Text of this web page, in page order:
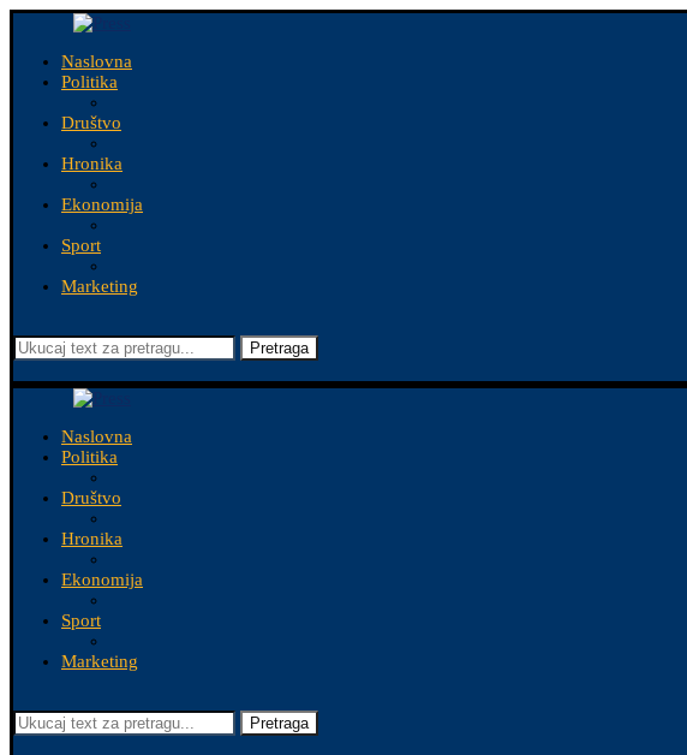
Naslovna
Politika
Društvo
Hronika
Ekonomija
Sport
Marketing
Pretraga
Naslovna
Politika
Društvo
Hronika
Ekonomija
Sport
Marketing
Pretraga